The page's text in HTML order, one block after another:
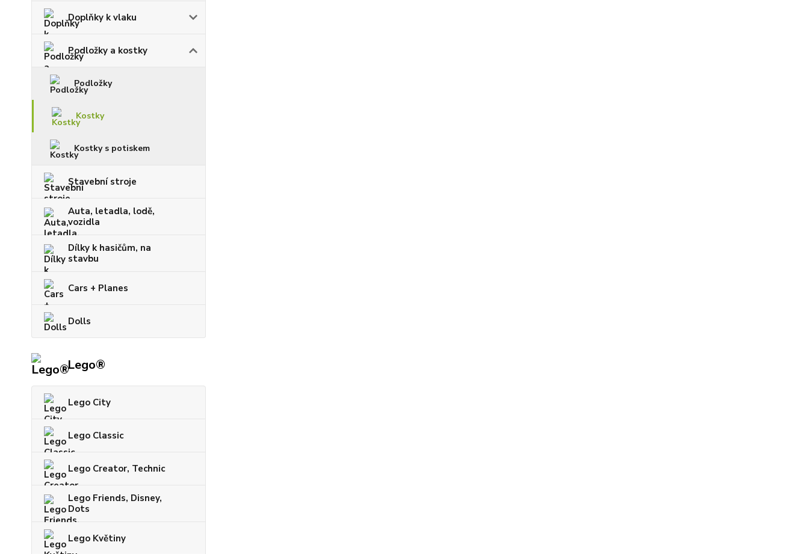
Doplňky k vlaku
Podložky a kostky
Podložky
Kostky
Kostky s potiskem
Stavební stroje
Auta, letadla, lodě,
vozidla
Dílky k hasičům, na
stavbu
Cars + Planes
Dolls
Lego®
Lego City
Lego Classic
Lego Creator, Technic
Lego Friends, Disney,
Dots
Lego Květiny